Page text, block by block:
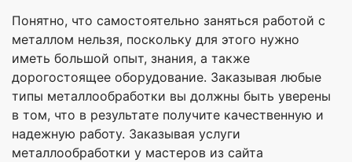
Понятно, что самостоятельно заняться работой с
металлом нельзя, поскольку для этого нужно
иметь большой опыт, знания, а также
дорогостоящее оборудование. Заказывая любые
типы металлообработки вы должны быть уверены
в том, что в результате получите качественную и
надежную работу. Заказывая услуги
металлообработки у мастеров из сайта